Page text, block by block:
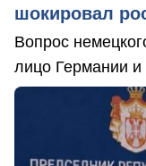
шокировал
Вопрос
лицо Германии